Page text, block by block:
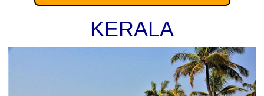
Mahabalipuram et le temple du rivage datant du
Cholapuram, Brihadeeshwaraar à Thanjavur et
Toujours au Tamil Nadu, la région de Chettinad est
KERALA